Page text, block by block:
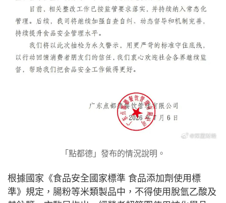
「點都德」發布的情況說明。
根據國家《食品安全國家標準 食品添加劑使用標
準》規定，腸粉等米類製品中，不得使用脫氫乙酸及